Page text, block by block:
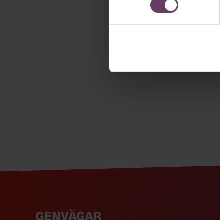
Håll
Våra
och/eller
GENVÄGAR